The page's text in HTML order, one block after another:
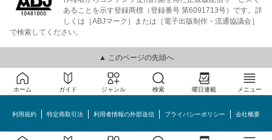
あることを示す登録商標（登録番号 第6091713号）です。詳
しくは［ABJマーク］または［電子出版制作・流通協議会］
で検索してください。
▲ このページの先頭へ
ホーム ガイド ジャンル 検索 曜日連載 メニュー
利用規約 特定商取引法 利用者情報の外部送信 プライバシーポリシー 会社概要
めちゃコミック©MechaComic, Inc.